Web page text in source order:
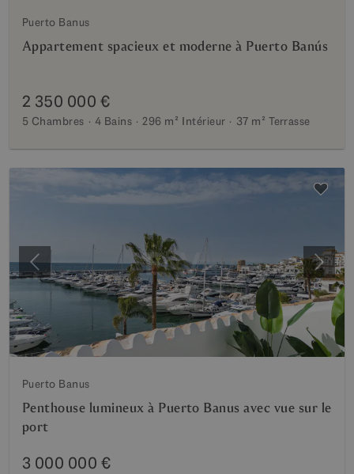
Puerto Banus
Appartement spacieux et moderne à Puerto Banús
2 350 000 €
5 Chambres 4 Bains 296 m² Intérieur 37 m² Terrasse
Précédent
Puerto Banus
Penthouse lumineux à Puerto Banus avec vue sur le
port
3 000 000 €